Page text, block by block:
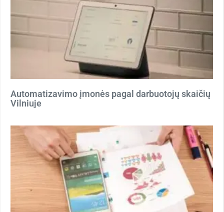
Automatizavimo įmonės pagal darbuotojų skaičių
Vilniuje